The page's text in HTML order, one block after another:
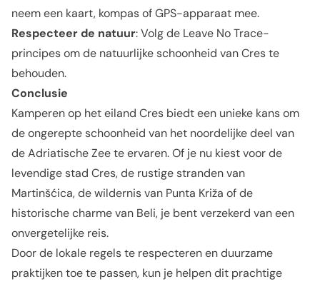
neem een kaart, kompas of GPS-apparaat mee.
Respecteer de natuur: Volg de Leave No Trace-
principes om de natuurlijke schoonheid van Cres te
behouden.
Conclusie
Kamperen op het eiland Cres biedt een unieke kans om
de ongerepte schoonheid van het noordelijke deel van
de Adriatische Zee te ervaren. Of je nu kiest voor de
levendige stad Cres, de rustige stranden van
Martinšćica, de wildernis van Punta Križa of de
historische charme van Beli, je bent verzekerd van een
onvergetelijke reis.
Door de lokale regels te respecteren en duurzame
praktijken toe te passen, kun je helpen dit prachtige